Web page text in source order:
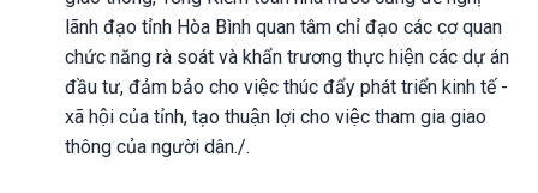
lãnh đạo tỉnh Hòa Bình quan tâm chỉ đạo các cơ quan
chức năng rà soát và khẩn trương thực hiện các dự án
đầu tư, đảm bảo cho việc thúc đẩy phát triển kinh tế -
xã hội của tỉnh, tạo thuận lợi cho việc tham gia giao
thông của người dân./.